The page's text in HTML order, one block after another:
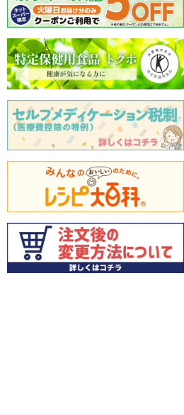
山梨県など国内
化粧箱 ４個
1,990円
カートに追加
山梨県・福島県産 もも
（２個入）・幸水梨（２
個入）化粧箱入